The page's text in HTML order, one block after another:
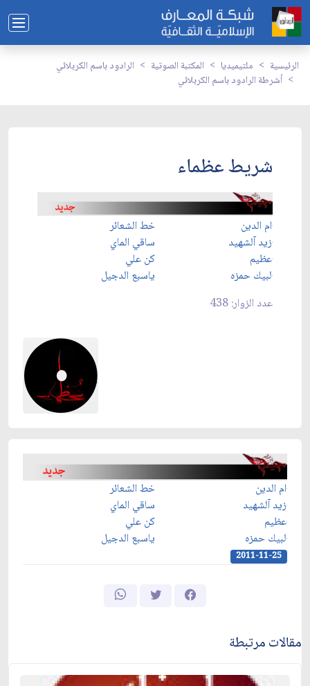
الرئيسية ملتيميديا المكتبة الصوتية
الرادود باسم الكربلائي
أشرطة الرادود باسم الكربلائي
شريط عظماء
ام الدين
خط الشعائر
زيد آلشهيد
ساقي الماي
عظيم
كن علي
لبيك حمزه
ياسبع الدجيل
عدد الزوار: 438
ام الدين
خط الشعائر
زيد آلشهيد
ساقي الماي
عظيم
كن علي
لبيك حمزه
ياسبع الدجيل
2011-11-25
مقالات مرتبطة